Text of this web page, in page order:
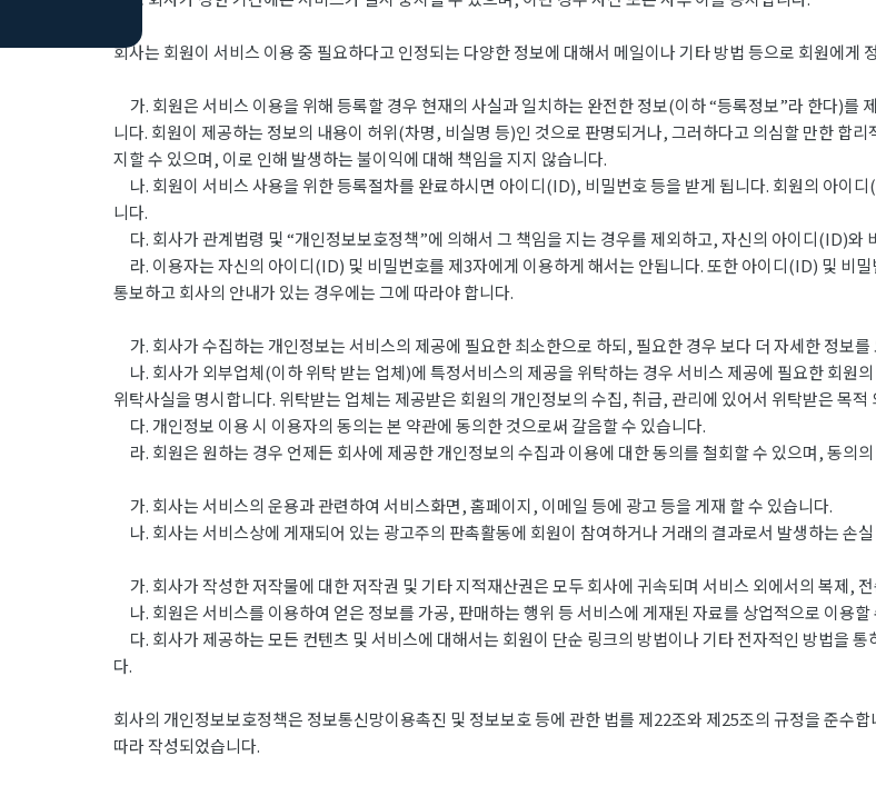
회사는 회원이 서비스 이용 중 필요하다고 인정되는 다양한 정보에 대해서 메일이나 기타 방법 등으로 회원에게
가. 회원은 서비스 이용을 위해 등록할 경우 현재의 사실과 일치하는 완전한 정보(이하 “등록정보”라 한다)를
니다. 회원이 제공하는 정보의 내용이 허위(차명, 비실명 등)인 것으로 판명되거나, 그러하다고 의심할 만한 합
지할 수 있으며, 이로 인해 발생하는 불이익에 대해 책임을 지지 않습니다.
나. 회원이 서비스 사용을 위한 등록절차를 완료하시면 아이디(ID), 비밀번호 등을 받게 됩니다. 회원의 아이
니다.
다. 회사가 관계법령 및 “개인정보보호정책”에 의해서 그 책임을 지는 경우를 제외하고, 자신의 아이디(ID)와
라. 이용자는 자신의 아이디(ID) 및 비밀번호를 제3자에게 이용하게 해서는 안됩니다. 또한 아이디(ID) 및 비
통보하고 회사의 안내가 있는 경우에는 그에 따라야 합니다.
가. 회사가 수집하는 개인정보는 서비스의 제공에 필요한 최소한으로 하되, 필요한 경우 보다 더 자세한 정보를
나. 회사가 외부업체(이하 위탁 받는 업체)에 특정서비스의 제공을 위탁하는 경우 서비스 제공에 필요한 회원
위탁사실을 명시합니다. 위탁받는 업체는 제공받은 회원의 개인정보의 수집, 취급, 관리에 있어서 위탁받은 목
다. 개인정보 이용 시 이용자의 동의는 본 약관에 동의한 것으로써 갈음할 수 있습니다.
라. 회원은 원하는 경우 언제든 회사에 제공한 개인정보의 수집과 이용에 대한 동의를 철회할 수 있으며, 동의
가. 회사는 서비스의 운용과 관련하여 서비스화면, 홈페이지, 이메일 등에 광고 등을 게재 할 수 있습니다.
나. 회사는 서비스상에 게재되어 있는 광고주의 판촉활동에 회원이 참여하거나 거래의 결과로서 발생하는 손
가. 회사가 작성한 저작물에 대한 저작권 및 기타 지적재산권은 모두 회사에 귀속되며 서비스 외에서의 복제,
나. 회원은 서비스를 이용하여 얻은 정보를 가공, 판매하는 행위 등 서비스에 게재된 자료를 상업적으로 이용할
다. 회사가 제공하는 모든 컨텐츠 및 서비스에 대해서는 회원이 단순 링크의 방법이나 기타 전자적인 방법을
다.
회사의 개인정보보호정책은 정보통신망이용촉진 및 정보보호 등에 관한 법를 제22조와 제25조의 규정을 준수
따라 작성되었습니다.